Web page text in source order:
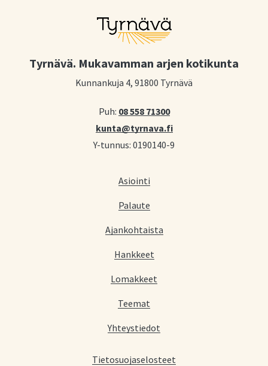
Tyrnävä. Mukavamman arjen kotikunta
Kunnankuja 4, 91800 Tyrnävä
Puh: 08 558 71300
kunta@tyrnava.fi
Y-tunnus: 0190140-9
Asiointi
Palaute
Ajankohtaista
Hankkeet
Lomakkeet
Teemat
Yhteystiedot
Tietosuojaselosteet